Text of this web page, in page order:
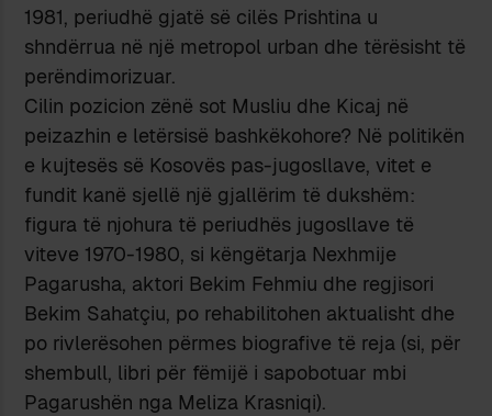
1981, periudhë gjatë së cilës Prishtina u
shndërrua në një metropol urban dhe tërësisht të
perëndimorizuar.
Cilin pozicion zënë sot Musliu dhe Kicaj në
peizazhin e letërsisë bashkëkohore? Në politikën
e kujtesës së Kosovës pas-jugosllave, vitet e
fundit kanë sjellë një gjallërim të dukshëm:
figura të njohura të periudhës jugosllave të
viteve 1970-1980, si këngëtarja Nexhmije
Pagarusha, aktori Bekim Fehmiu dhe regjisori
Bekim Sahatçiu, po rehabilitohen aktualisht dhe
po rivlerësohen përmes biografive të reja (si, për
shembull, libri për fëmijë i sapobotuar mbi
Pagarushën nga Meliza Krasniqi).